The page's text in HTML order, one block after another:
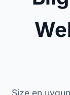
Size en